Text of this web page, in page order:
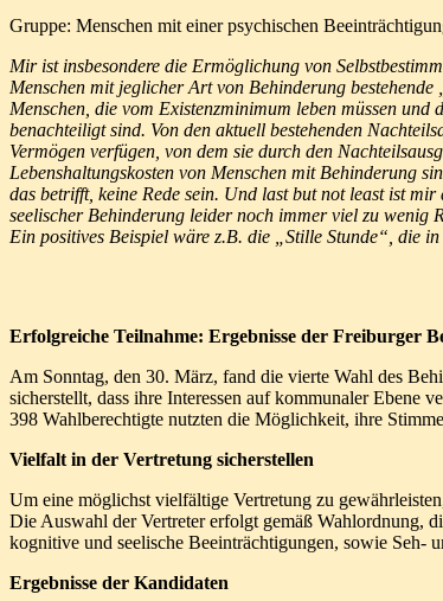
Gruppe: Menschen mit einer psychischen
Mir ist insbesondere die Ermöglichung von
Menschen mit jeglicher Art von Behinderung
Menschen, die vom Existenzminimum leben müssen
benachteiligt sind. Von den aktuell bestehenden
Vermögen verfügen, von dem sie durch den
Lebenshaltungskosten von Menschen mit Behinderung
das betrifft, keine Rede sein. Und last but not least ist
seelischer Behinderung leider noch immer viel zu wenig
Ein positives Beispiel wäre z.B. die „Stille Stunde“, die
Erfolgreiche Teilnahme: Ergebnisse der Freiburger
Am Sonntag, den 30. März, fand die vierte Wahl des
sicherstellt, dass ihre Interessen auf kommunaler Ebene
398 Wahlberechtigte nutzten die Möglichkeit, ihre
Vielfalt in der Vertretung sicherstellen
Um eine möglichst vielfältige Vertretung zu
Die Auswahl der Vertreter erfolgt gemäß Wahlordnung,
kognitive und seelische Beeinträchtigungen, sowie
Ergebnisse der Kandidaten